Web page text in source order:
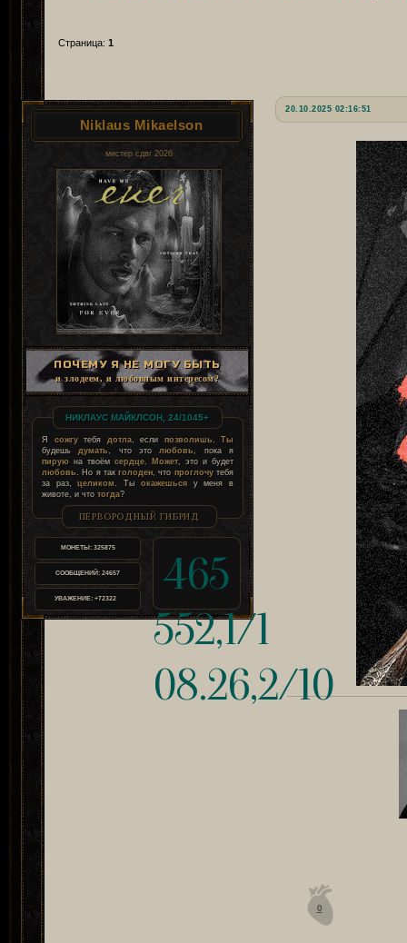
Страница: 1
20.10.2025 02:16:51
Niklaus Mikaelson
мистер сдвг 2026
ПОЧЕМУ Я НЕ МОГУ БЫТЬ
и злодеем, и любовным интересом?
НИКЛАУС МАЙКЛСОН, 24/1045+
Я сожгутебя дотла, если позволишь. Ты
будешьдумать, что этолюбовь, пока я
пирую на твоём сердце. Может, это и будет
любовь. Но я такголоден, что проглочутебя
за раз,целиком. Ты окажешьсяу меня в
животе, и что тогда?
ПЕРВОРОДНЫЙ ГИБРИД
МОНЕТЫ:325875
СООБЩЕНИЙ: 24657
УВАЖЕНИЕ: +72322
465
552,1/1
08.26,2/10
0